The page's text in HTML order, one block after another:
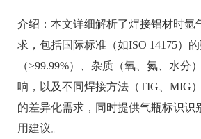
介绍： 本文详细解析了焊接铝材时氩
求，包括国际标准（如ISO 14175）
（≥99.99%）、杂质（氧、氮、水分
响，以及不同焊接方法（TIG、MIG
的差异化需求，同时提供气瓶标识识
用建议。